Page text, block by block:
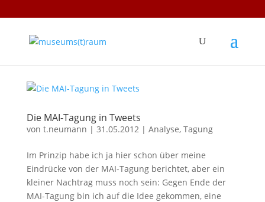
Die MAI-Tagung in Tweets
von t.neumann | 31.05.2012| Analyse, Tagung
Im Prinzip habe ich ja hier schon über meine
Eindrücke von der MAI-Tagung berichtet, aber ein
kleiner Nachtrag muss noch sein: Gegen Ende der
MAI-Tagung bin ich auf die Idee gekommen, eine